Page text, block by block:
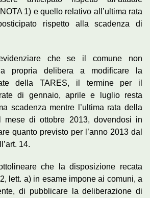
1) e quello relativo all’ultima rata
rispetto alla scadenza di
che se il comune non
propria delibera a modificare la
della TARES, il termine per il
di gennaio, aprile e luglio resta
scadenza mentre l’ultima rata della
mese di ottobre 2013, dovendosi in
quanto previsto per l’anno 2013 dal
14.
che la disposizione recata
lett. a) in esame impone ai comuni, a
di pubblicare la deliberazione di